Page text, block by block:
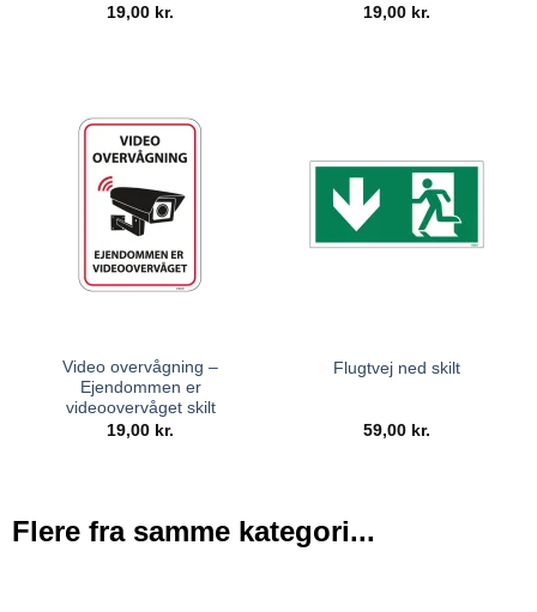
19,00 kr. 19,00 kr.
Video overvågning –
Ejendommen er
videoovervåget skilt
19,00 kr.
Flugtvej ned skilt
59,00 kr.
Flere fra samme kategori...